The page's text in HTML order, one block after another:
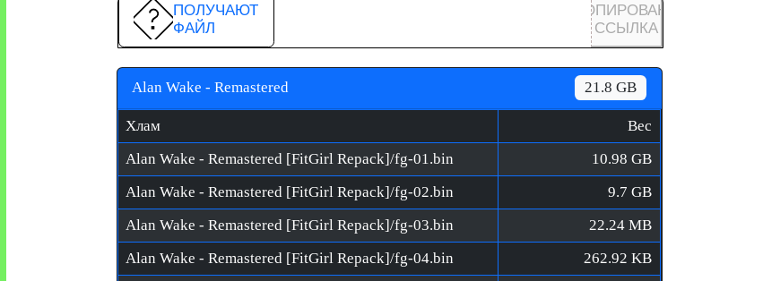
ПОЛУЧАЮТ
ФАЙЛ
КОПИРОВАНА
ССЫЛКА
Alan Wake - Remastered 21.8 GB
Хлам
Вес
Alan Wake - Remastered [FitGirl Repack]/fg-01.bin
10.98 GB
Alan Wake - Remastered [FitGirl Repack]/fg-02.bin
9.7 GB
Alan Wake - Remastered [FitGirl Repack]/fg-03.bin
22.24 MB
Alan Wake - Remastered [FitGirl Repack]/fg-04.bin
262.92 KB